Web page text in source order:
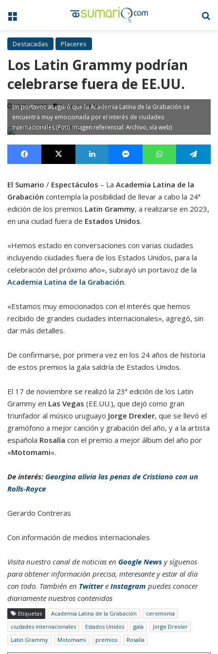
Menú
Destacadas Placeres
Los Latin Grammy podrían
celebrarse fuera de EE.UU.
28 Dic, 2022 1 minuto de lectura
Un portavoz aseguró que la Academia Latina de la Grabación se
encuentra muy emocionada por el interés de ciudades
internacionales (Foto imagen referencial: Archivo, vía web)
Facebook X LinkedIn MessengerWhatsApp
El Sumario / Espectáculos – La Academia Latina de la
Grabación contempla la posibilidad de llevar a cabo la 24ª
edición de los premios Latin Grammy, a realizarse en 2023,
en una ciudad fuera de Estados Unidos.
«Hemos estado en conversaciones con varias ciudades
incluyendo ciudades fuera de los Estados Unidos, para la
celebración del próximo año», subrayó un portavoz de la
Academia Latina de la Grabación.
«Estamos muy emocionados con el interés que hemos
recibido de grandes ciudades internacionales», agregó, sin
dar más detalles.
De confirmarse, por primera vez en los 24 años de historia
de estos premios la gala saldría de Estados Unidos.
El 17 de noviembre se realizó la 23ª edición de los Latin
Grammy en Las Vegas (EE.UU.), que dejó como gran
triunfador al músico uruguayo Jorge Drexler, que se llevó el
gramófono a mejor canción y grabación del año, y a la artista
española Rosalía con el premio a mejor álbum del año por
«Motomami«.
De interés: Georgina alivia las penas de Cristiano con un
Rolls-Royce
Gerardo Contreras
Con información de medios internacionales
Visita nuestro canal de noticias en Google News y síguenos
para obtener información precisa, interesante y estar al día
con todo. También en Twittere Instagram puedes conocer
diariamente nuestros contenidos
Etiquetas Academia Latina de la Grabación
ceremonia
ciudades internacionales
Estados Unidos gala
Jorge Drexler
Latin Grammy
Motomami premios Rosalía